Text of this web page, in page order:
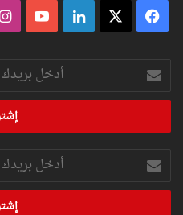
فيسبوك لينكدإن
أدخل
بريدك
الإلكتروني
أدخل
بريدك
الإلكتروني